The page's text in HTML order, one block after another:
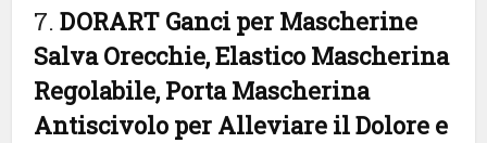
7.DORART Ganci per Mascherine
Salva Orecchie, Elastico Mascherina
Regolabile, Porta Mascherina
Antiscivolo per Alleviare il Dolore e